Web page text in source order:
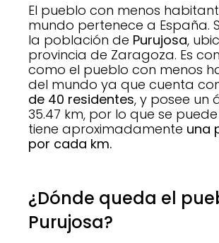
El pueblo con menos
mundo pertenece a España.
la población de Purujosa,
provincia de Zaragoza. Es
como el pueblo con menos
del mundo ya que cuenta
de 40 residentes, y posee un
35.47 km, por lo que se
tiene aproximadamente una
por cada km.
¿Dónde queda el
Purujosa?